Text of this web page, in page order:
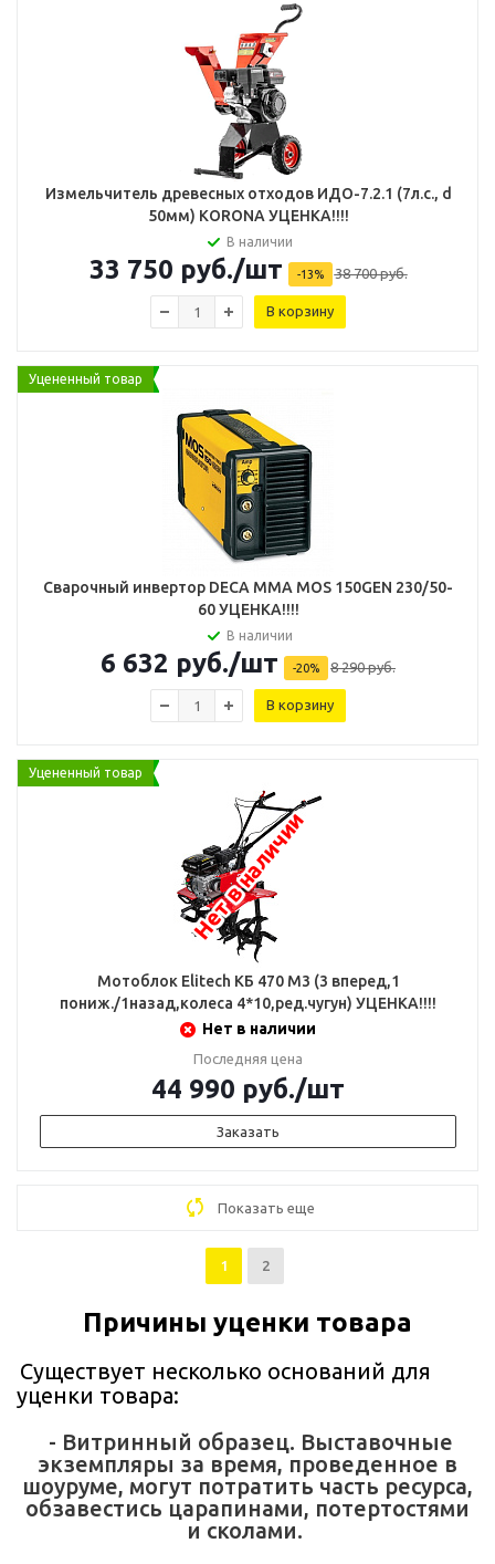
Измельчитель древесных отходов ИДО-7.2.1 (7л.с., d
50мм) KORONA УЦЕНКА!!!!
В наличии
33 750 руб./шт -13% 38 700руб.
В корзину
Уцененный товар
Сварочный инвертор DECA MMA MOS 150GEN 230/50-
60 УЦЕНКА!!!!
В наличии
6 632 руб./шт -20% 8 290руб.
В корзину
Уцененный товар
Нет в наличии
Мотоблок Elitech КБ 470 М3 (3 вперед,1
пониж./1назад,колеса 4*10,ред.чугун) УЦЕНКА!!!!
Нет в наличии
Последняя цена
44 990 руб./шт
Заказать
Показать еще
1 2
Причины уценки товара
Существует несколько оснований для
уценки товара:
- Витринный образец. Выставочные
экземпляры за время, проведенное в
шоуруме, могут потратить часть ресурса,
обзавестись царапинами, потертостями
и сколами.